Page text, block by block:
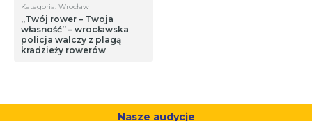
Kategoria: Wrocław
„Twój rower – Twoja
własność” – wrocławska
policja walczy z plagą
kradzieży rowerów
Nasze audycje